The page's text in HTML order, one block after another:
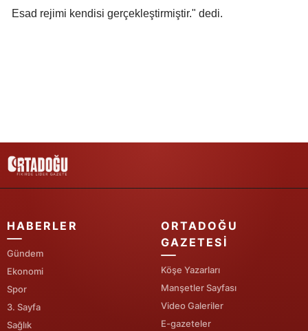
Aksaray
Kırıkkale
Batman
Şırnak
Esad rejimi kendisi gerçekleştirmiştir." dedi.
HABERLER
Gündem
Ekonomi
Spor
3. Sayfa
Sağlık
ORTADOĞU
GAZETESI
Köşe Yazarları
Manşetler Sayfası
Video Galeriler
E-gazeteler